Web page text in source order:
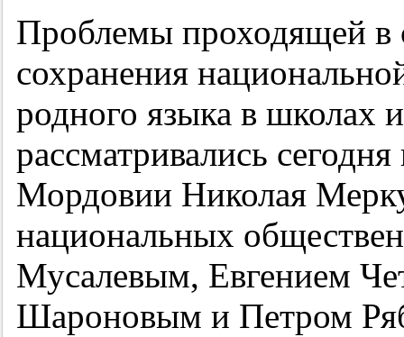
Проблемы проходящей в
сохранения
родного языка в школах
рассматривались
Мордовии Николая
национальных
Мусалевым, Евгением
Шароновым и Петром